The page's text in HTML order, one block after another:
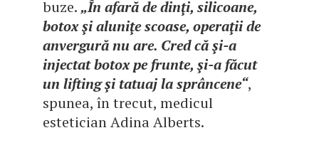
buze.„În afară de dinţi, silicoane,
botox şi aluniţe scoase, operaţii de
anvergură nu are. Cred că şi-a
injectat botox pe frunte, şi-a făcut
un lifting şi tatuaj la sprâncene“,
spunea, în trecut, medicul
estetician Adina Alberts.